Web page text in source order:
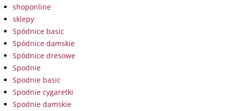
shoponline
sklepy
Spódnice basic
Spódnice damskie
Spódnice dresowe
Spodnie
Spodnie basic
Spodnie cygaretki
Spodnie damskie